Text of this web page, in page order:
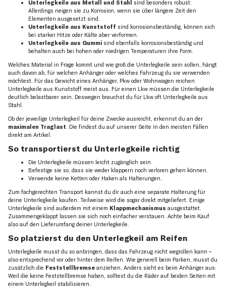
Unterlegkeile aus Metall und Stahl
sind besonders robust.
Allerdings neigen sie zu Korrosion, wenn sie über längere Zeit den
Elementen ausgesetzt sind.
Unterlegkeile aus Kunststoff sind korrosionsbeständig, können sich
bei starker Hitze oder Kälte aber verformen.
Unterlegkeile aus Gummi sind ebenfalls korrosionsbeständig und
behalten auch bei hohen oder niedrigen Temperaturen ihre Form.
Welches Material in Frage kommt und wie groß die Unterlegkeile sein sollen, hängt
auch davon ab, für welchen Anhänger oder welches Fahrzeug du sie verwenden
möchtest. Für das Gewicht eines Anhänger, Pkw oder Wohnwagen reichen
Unterlegkeile aus Kunststoff meist aus. Für einen Lkw müssen die Unterlegkeile
deutlich belastbarer sein. Deswegen brauchst du für Lkw oft Unterlegkeile aus
Stahl.
Ob der jeweilige Unterlegkeil für deine Zwecke ausreicht, erkennst du an der
maximalen Traglast . Die findest du auf unserer Seite in den meisten Fällen
direkt am Artikel.
So transportierst du Unterlegkeile richtig
Die Unterlegkeile müssen leicht zugänglich sein
Befestige sie so, dass sie weder klappern noch verloren gehen können.
Verwende keine Ketten oder Haken als Halterungen.
Zum fachgerechten Transport kannst du dir auch eine separate Halterung für
deine Unterlegkeile kaufen. Teilweise wird die sogar direkt mitgeliefert. Einige
Unterlegkeile sind außerdem mit einem Klappmechanismus ausgestattet.
Zusammengeklappt lassen sie sich noch einfacher verstauen. Achte beim Kauf
also auf den Lieferumfang deiner Unterlegkeile.
So platzierst du den Unterlegkeil am Reifen
Unterlegkeile musst du so anbringen, dass das Fahrzeug nicht wegrollen kann –
also entsprechend vor oder hinter dem Reifen. Wie generell beim Parken, musst du
zusätzlich die Feststellbremse anziehen. Anders sieht es beim Anhänger aus:
Weil die keine Feststellbremse haben, solltest du die Räder auf beiden Seiten mit
einem Unterlegkeil stabilisieren.